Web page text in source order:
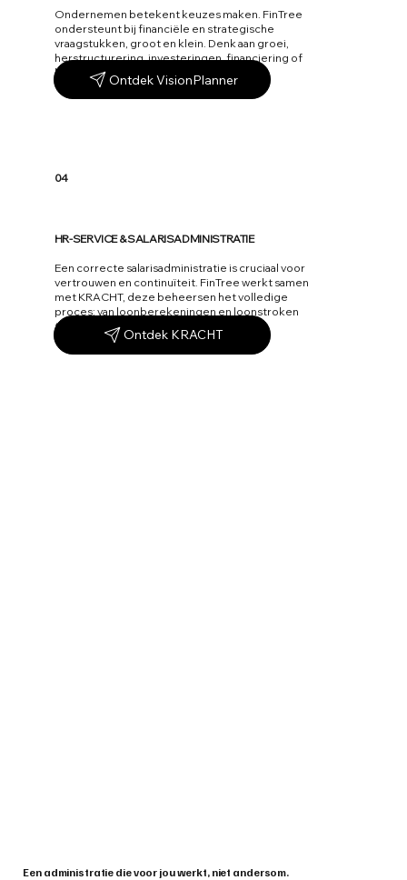
Ondernemen betekent keuzes maken. FinTree
ondersteunt bij financiële en strategische
vraagstukken, groot en klein. Denk aan groei,
herstructurering, investeringen, financiering of
bedrijfsopvolging.Ontdek VisionPlanner
04
HR-SERVICE & SALARISADMINISTRATIE
Een correcte salarisadministratie is cruciaal voor
vertrouwen en continuïteit. FinTree werkt samen
met KRACHT, deze beheersen het volledige
proces: van loonberekeningen en loonstroken
tot aangiftes en jaaropgaven.
Ontdek KRACHT
Een administratie die voor jou werkt, niet andersom.